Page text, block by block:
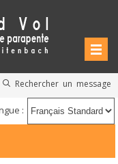
Rechercher un message
: